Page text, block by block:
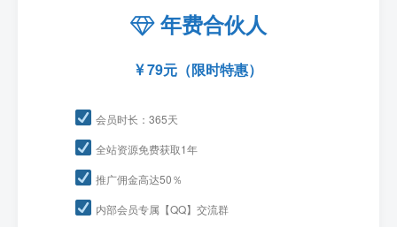
年费合伙人
79元（限时特惠）
会员时长：365天
全站资源免费获取1年
推广佣金高达50％
内部会员专属【QQ】交流群